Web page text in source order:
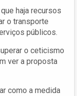
haja recursos
o transporte
públicos.
o ceticismo
ver a proposta
como a medida